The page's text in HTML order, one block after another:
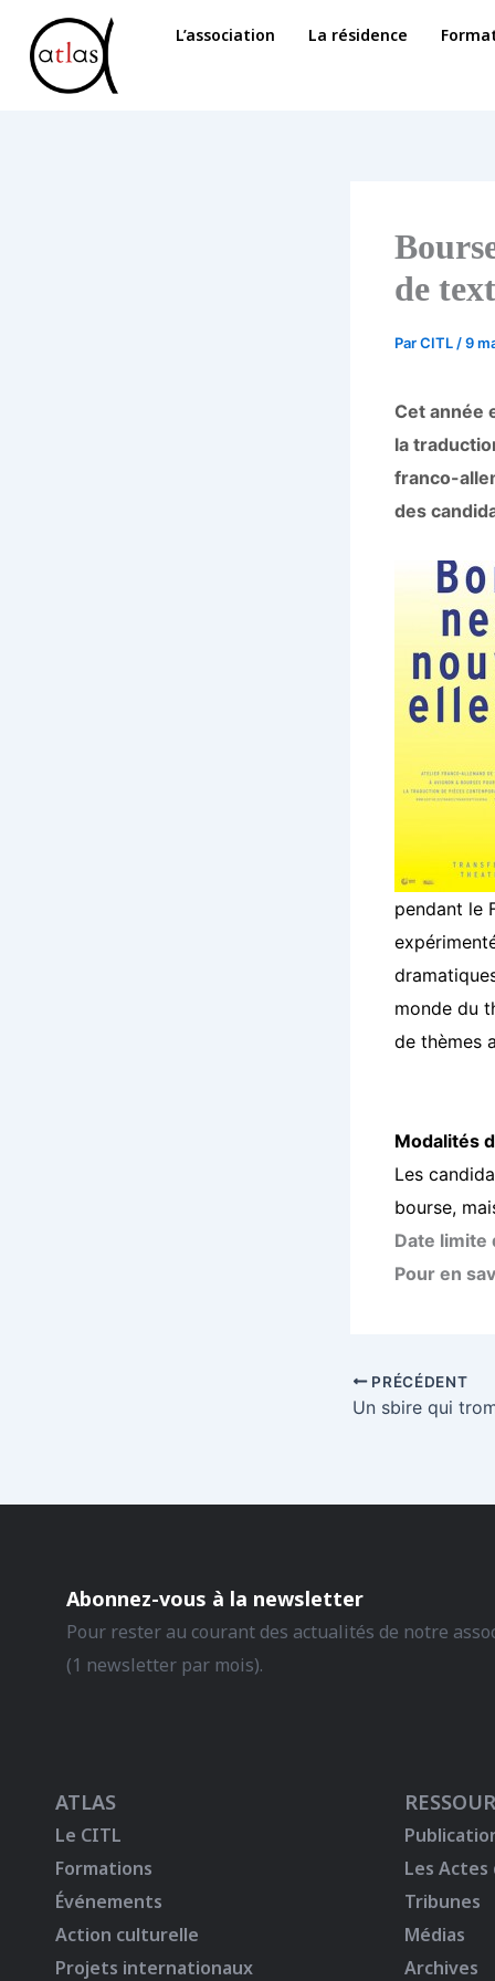
contenu
L’association La résidence
de
ParCITL /9
Cet année
la
franco-
des
pendant le
monde du
de thèmes
Modalités
Les
bourse,
Date limite
Pour en
PRÉCÉDENT
Un sbire qui
Abonnez-vous à la newsletter
Pour rester au courant des actualités de notre
(1 newsletter par mois).
ATLAS
Le CITL
Formations
Événements
Action culturelle
Projets internationaux
Les Actes
Tribunes
Médias
Archives